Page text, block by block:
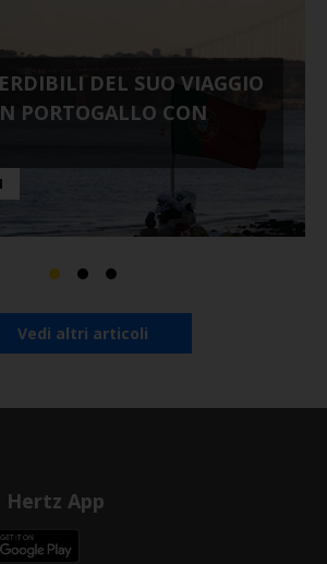
DEL SUO VIAGGIO
PORTOGALLO CON
Vedi altri articoli
App